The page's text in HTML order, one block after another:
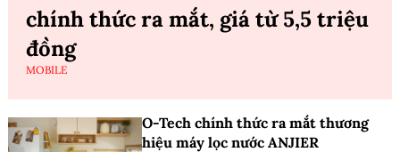
chính thức ra mắt, giá từ 5,5 triệu
đồng
MOBILE
O-Tech chính thức ra mắt thương
hiệu máy lọc nước ANJIER